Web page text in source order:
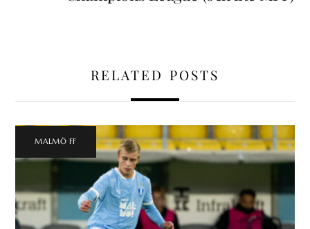
RELATED POSTS
MALMÖ FF